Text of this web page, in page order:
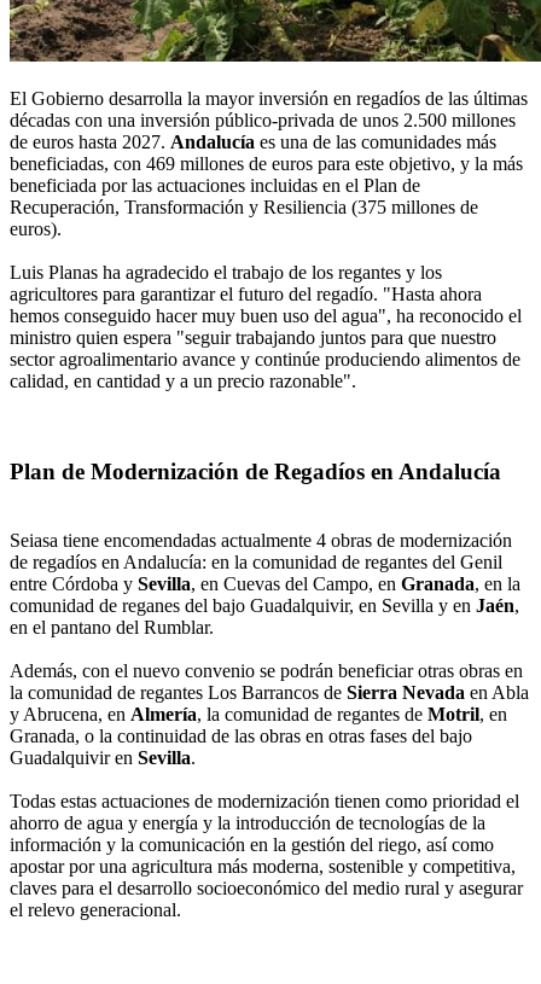
El Gobierno desarrolla la mayor inversión en regadíos de las últimas
décadas con una inversión público-privada de unos 2.500 millones
de euros hasta 2027. Andalucía es una de las comunidades más
beneficiadas, con 469 millones de euros para este objetivo, y la más
beneficiada por las actuaciones incluidas en el Plan de
Recuperación, Transformación y Resiliencia (375 millones de
euros).
Luis Planas ha agradecido el trabajo de los regantes y los
agricultores para garantizar el futuro del regadío. "Hasta ahora
hemos conseguido hacer muy buen uso del agua", ha reconocido el
ministro quien espera "seguir trabajando juntos para que nuestro
sector agroalimentario avance y continúe produciendo alimentos de
calidad, en cantidad y a un precio razonable".
Plan de Modernización de Regadíos en Andalucía
Seiasa tiene encomendadas actualmente 4 obras de modernización
de regadíos en Andalucía: en la comunidad de regantes del Genil
entre Córdoba y Sevilla, en Cuevas del Campo, en Granada, en la
comunidad de reganes del bajo Guadalquivir, en Sevilla y en Jaén,
en el pantano del Rumblar.
Además, con el nuevo convenio se podrán beneficiar otras obras en
la comunidad de regantes Los Barrancos de Sierra Nevada en Abla
y Abrucena, en Almería, la comunidad de regantes de Motril, en
Granada, o la continuidad de las obras en otras fases del bajo
Guadalquivir en Sevilla.
Todas estas actuaciones de modernización tienen como prioridad el
ahorro de agua y energía y la introducción de tecnologías de la
información y la comunicación en la gestión del riego, así como
apostar por una agricultura más moderna, sostenible y competitiva,
claves para el desarrollo socioeconómico del medio rural y asegurar
el relevo generacional.